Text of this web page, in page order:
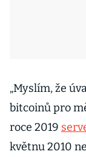
„Myslím, že
bitcoinů pro
roce 2019
květnu 2010